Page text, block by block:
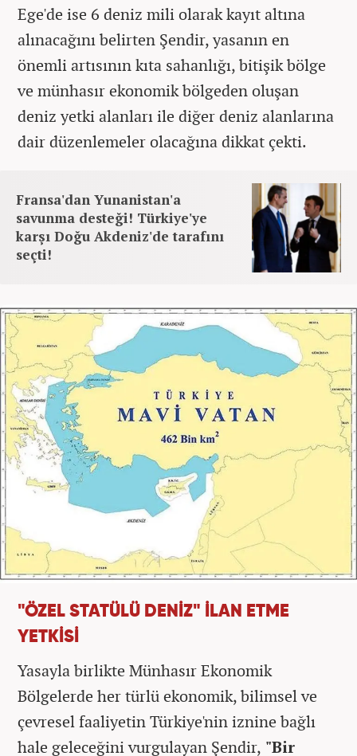
Ege'de ise 6 deniz mili olarak kayıt altına
alınacağını belirten Şendir, yasanın en
önemli artısının kıta sahanlığı, bitişik bölge
ve münhasır ekonomik bölgeden oluşan
deniz yetki alanları ile diğer deniz alanlarına
dair düzenlemeler olacağına dikkat çekti.
Fransa'dan Yunanistan'a
savunma desteği! Türkiye'ye
karşı Doğu Akdeniz'de tarafını
seçti!
"ÖZEL STATÜLÜ DENİZ" İLAN ETME
YETKİSİ
Yasayla birlikte Münhasır Ekonomik
Bölgelerde her türlü ekonomik, bilimsel ve
çevresel faaliyetin Türkiye'nin iznine bağlı
hale geleceğini vurgulayan Şendir, "Bir